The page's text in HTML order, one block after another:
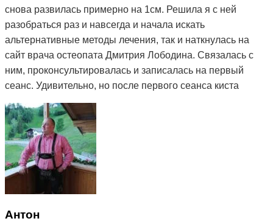
снова развилась примерно на 1см. Решила я с ней
разобраться раз и навсегда и начала искать
альтернативные методы лечения, так и наткнулась на
сайт врача остеопата Дмитрия Лободина. Связалась с
ним, проконсультировалась и записалась на первый
сеанс. Удивительно, но после первого сеанса киста
стала мягкой. Я стала посещать сеансы по назначению
Дмитрия и спустя 3 месяца она полностью рассосалась.
Как это работает, вообще не понимаю. То чего
лекарства не смогли седлать за полтора года, смог
сделать Дмитрий и за такой небольшой срок. Врач в
поликлинике сказал, что мне просто повезло и я на
опытного специалиста наткнулась. А ещё говорят, что
Антон